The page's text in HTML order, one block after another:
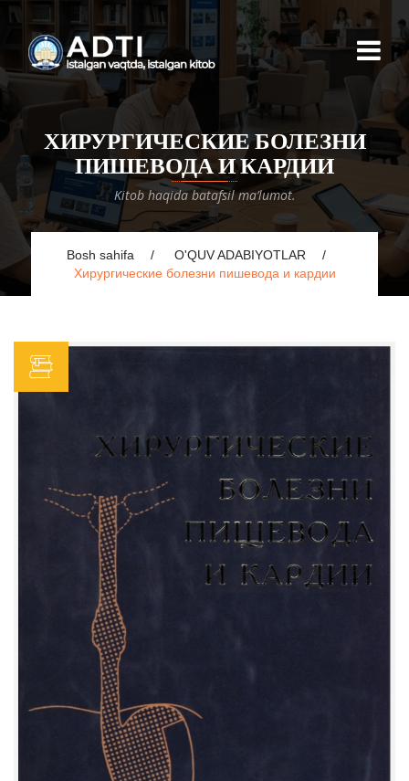
ХИРУРГИЧЕСКИЕ БОЛЕЗНИ
ПИШЕВОДА И КАРДИИ
Kitob haqida batafsil ma’lumot.
Bosh sahifa
O'QUV ADABIYOTLAR
Хирургические болезни пишевода и кардии